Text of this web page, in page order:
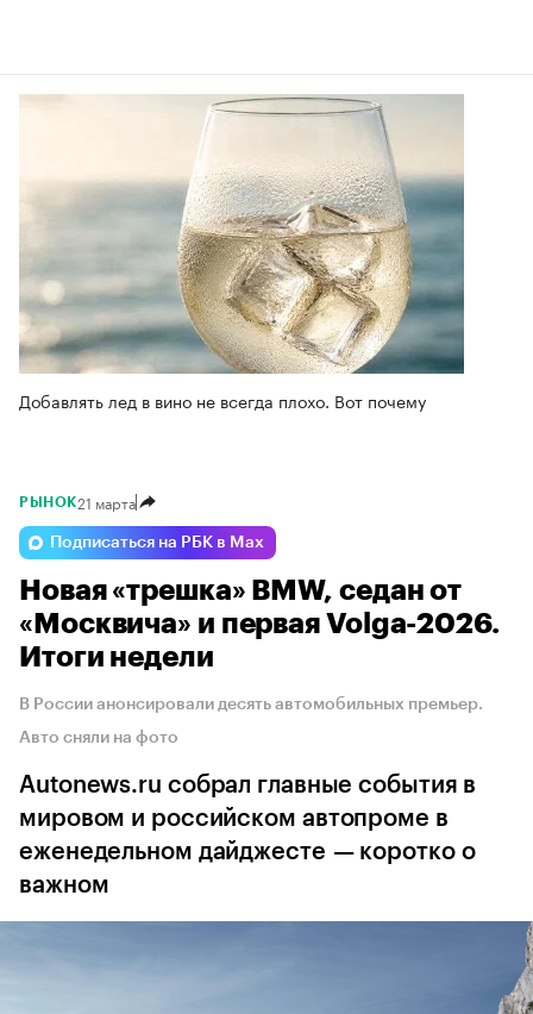
Добавлять лед в вино не всегда плохо. Вот почему
РЫНОК21 марта
Подписаться на РБК в Max
Новая «трешка» BMW, седан от
«Москвича» и первая Volga-2026.
Итоги недели
В России анонсировали десять автомобильных премьер.
Авто сняли на фото
Autonews.ru собрал главные события в
мировом и российском автопроме в
еженедельном дайджесте — коротко о
важном